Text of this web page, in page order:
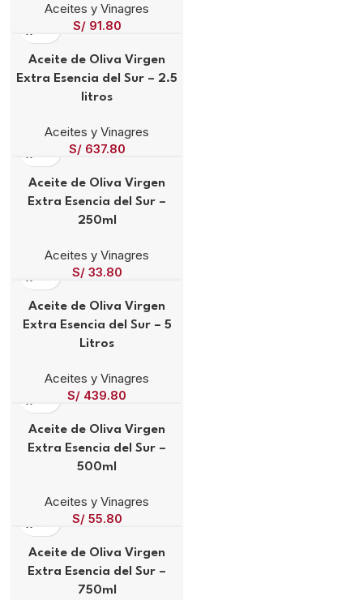
Aceites y Vinagres
S/91.80
Aceite de Oliva Virgen
Extra Esencia del Sur – 2.5
litros
Aceites y Vinagres
S/637.80
Aceite de Oliva Virgen
Extra Esencia del Sur –
250ml
Aceites y Vinagres
S/33.80
Aceite de Oliva Virgen
Extra Esencia del Sur – 5
Litros
Aceites y Vinagres
S/ 439.80
Aceite de Oliva Virgen
Extra Esencia del Sur –
500ml
Aceites y Vinagres
S/55.80
Aceite de Oliva Virgen
Extra Esencia del Sur –
750ml